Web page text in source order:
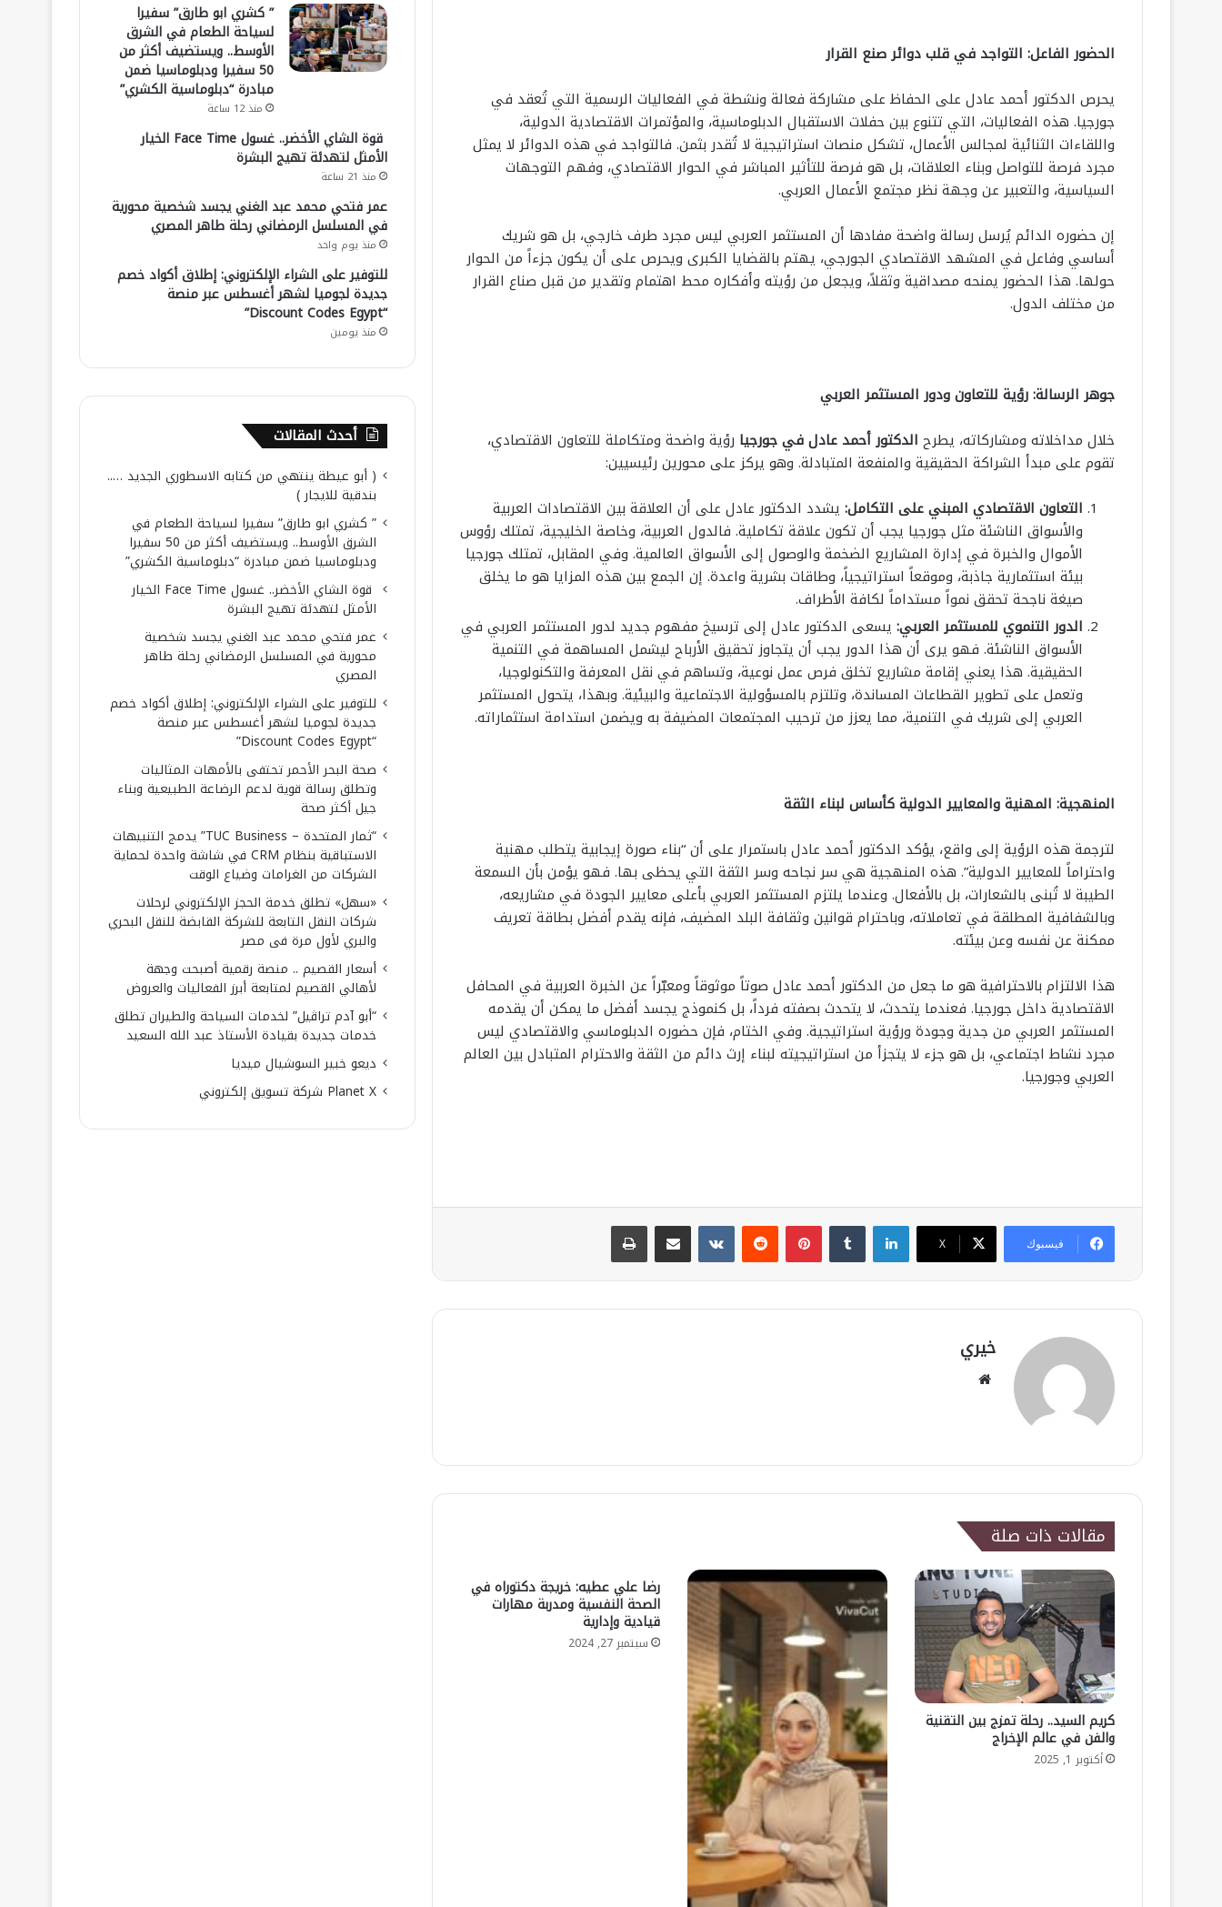
الحضور الفاعل: التواجد في قلب دوائر صنع القرار
يحرص الدكتور أحمد عادل على الحفاظ على مشاركة فعالة ونشطة في الفعاليات الرسمية التي تُعقد في
جورجيا. هذه الفعاليات، التي تتنوع بين حفلات الاستقبال الدبلوماسية، والمؤتمرات الاقتصادية الدولية،
واللقاءات الثنائية لمجالس الأعمال، تشكل منصات استراتيجية لا تُقدر بثمن. فالتواجد في هذه الدوائر لا يمثل
مجرد فرصة للتواصل وبناء العلاقات، بل هو فرصة للتأثير المباشر في الحوار الاقتصادي، وفهم التوجهات
السياسية، والتعبير عن وجهة نظر مجتمع الأعمال العربي.
إن حضوره الدائم يُرسل رسالة واضحة مفادها أن المستثمر العربي ليس مجرد طرف خارجي، بل هو شريك
أساسي وفاعل في المشهد الاقتصادي الجورجي، يهتم بالقضايا الكبرى ويحرص على أن يكون جزءاً من الحوار
حولها. هذا الحضور يمنحه مصداقية وثقلاً، ويجعل من رؤيته وأفكاره محط اهتمام وتقدير من قبل صناع القرار
من مختلف الدول.
جوهر الرسالة: رؤية للتعاون ودور المستثمر العربي
خلال مداخلاته ومشاركاته، يطرح الدكتور أحمد عادل في جورجيا رؤية واضحة ومتكاملة للتعاون الاقتصادي،
تقوم على مبدأ الشراكة الحقيقية والمنفعة المتبادلة. وهو يركز على محورين رئيسيين:
التعاون الاقتصادي المبني على التكامل: يشدد الدكتور عادل على أن العلاقة بين الاقتصادات العربية
والأسواق الناشئة مثل جورجيا يجب أن تكون علاقة تكاملية. فالدول العربية، وخاصة الخليجية، تمتلك رؤوس
الأموال والخبرة في إدارة المشاريع الضخمة والوصول إلى الأسواق العالمية. وفي المقابل، تمتلك جورجيا
بيئة استثمارية جاذبة، وموقعاً استراتيجياً، وطاقات بشرية واعدة. إن الجمع بين هذه المزايا هو ما يخلق
صيغة ناجحة تحقق نمواً مستداماً لكافة الأطراف.
الدور التنموي للمستثمر العربي: يسعى الدكتور عادل إلى ترسيخ مفهوم جديد لدور المستثمر العربي في
الأسواق الناشئة. فهو يرى أن هذا الدور يجب أن يتجاوز تحقيق الأرباح ليشمل المساهمة في التنمية
الحقيقية. هذا يعني إقامة مشاريع تخلق فرص عمل نوعية، وتساهم في نقل المعرفة والتكنولوجيا،
وتعمل على تطوير القطاعات المساندة، وتلتزم بالمسؤولية الاجتماعية والبيئية. وبهذا، يتحول المستثمر
العربي إلى شريك في التنمية، مما يعزز من ترحيب المجتمعات المضيفة به ويضمن استدامة استثماراته.
المنهجية: المهنية والمعايير الدولية كأساس لبناء الثقة
لترجمة هذه الرؤية إلى واقع، يؤكد الدكتور أحمد عادل باستمرار على أن “بناء صورة إيجابية يتطلب مهنية
واحتراماً للمعايير الدولية”. هذه المنهجية هي سر نجاحه وسر الثقة التي يحظى بها. فهو يؤمن بأن السمعة
الطيبة لا تُبنى بالشعارات، بل بالأفعال. وعندما يلتزم المستثمر العربي بأعلى معايير الجودة في مشاريعه،
وبالشفافية المطلقة في تعاملاته، وباحترام قوانين وثقافة البلد المضيف، فإنه يقدم أفضل بطاقة تعريف
ممكنة عن نفسه وعن بيئته.
هذا الالتزام بالاحترافية هو ما جعل من الدكتور أحمد عادل صوتاً موثوقاً ومعبّراً عن الخبرة العربية في المحافل
الاقتصادية داخل جورجيا. فعندما يتحدث، لا يتحدث بصفته فرداً، بل كنموذج يجسد أفضل ما يمكن أن يقدمه
المستثمر العربي من جدية وجودة ورؤية استراتيجية. وفي الختام، فإن حضوره الدبلوماسي والاقتصادي ليس
مجرد نشاط اجتماعي، بل هو جزء لا يتجزأ من استراتيجيته لبناء إرث دائم من الثقة والاحترام المتبادل بين العالم
العربي وجورجيا.
فيسبوك ‫X
لينكدإن بينتيريست مشاركة عبر البريد طباعة
خيري
مقالات ذات صلة
كريم السيد.. رحلة تمزج بين التقنية
والفن في عالم الإخراج
أكتوبر 1, 2025
رضا علي عطيه: خريجة دكتوراه في
الصحة النفسية ومدربة مهارات
قيادية وإدارية
سبتمبر 27, 2024
” كشري ابو طارق” سفيرا
لسياحة الطعام في الشرق
الأوسط.. ويستضيف أكثر من
50 سفيرا ودبلوماسيا ضمن
مبادرة “دبلوماسية الكشري”
منذ 12 ساعة
قوة الشاي الأخضر.. غسول Face Time الخيار
الأمثل لتهدئة تهيج البشرة
منذ 21 ساعة
عمر فتحي محمد عبد الغني يجسد شخصية محورية
في المسلسل الرمضاني رحلة طاهر المصري
منذ يوم واحد
للتوفير على الشراء الإلكتروني: إطلاق أكواد خصم
جديدة لجوميا لشهر أغسطس عبر منصة
“Discount Codes Egypt”
منذ يومين
أحدث المقالات
( أبو عيطة ينتهي من كتابه الاسطوري الجديد …..
بندقية للايجار )
” كشري ابو طارق” سفيرا لسياحة الطعام في
الشرق الأوسط.. ويستضيف أكثر من 50 سفيرا
ودبلوماسيا ضمن مبادرة “دبلوماسية الكشري”
قوة الشاي الأخضر.. غسول Face Time الخيار
الأمثل لتهدئة تهيج البشرة
عمر فتحي محمد عبد الغني يجسد شخصية
محورية في المسلسل الرمضاني رحلة طاهر
المصري
للتوفير على الشراء الإلكتروني: إطلاق أكواد خصم
جديدة لجوميا لشهر أغسطس عبر منصة
“Discount Codes Egypt”
صحة البحر الأحمر تحتفى بالأمهات المثاليات
وتطلق رسالة قوية لدعم الرضاعة الطبيعية وبناء
جيل أكثر صحة
“ثمار المتحدة – TUC Business” يدمج التنبيهات
الاستباقية بنظام CRM في شاشة واحدة لحماية
الشركات من الغرامات وضياع الوقت
«سهل» تطلق خدمة الحجز الإلكتروني لرحلات
شركات النقل التابعة للشركة القابضة للنقل البحري
والبري لأول مرة فى مصر
أسعار القصيم .. منصة رقمية أصبحت وجهة
لأهالي القصيم لمتابعة أبرز الفعاليات والعروض
“أبو آدم تراڤيل” لخدمات السياحة والطيران تطلق
خدمات جديدة بقيادة الأستاذ عبد الله السعيد
ديعو خبير السوشيال ميديا
Planet X شركة تسويق إلكتروني